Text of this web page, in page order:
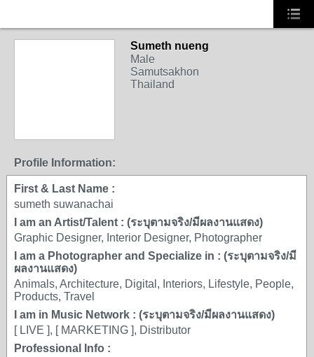
Sumeth nueng
Male
Samutsakhon
Thailand
Profile Information:
First & Last Name :
sumeth suwanachai
I am an Artist/Talent : (ระบุตามจริง/มีผลงานแสดง)
Graphic Designer, Interior Designer, Photographer
I am a Photographer and Specialize in : (ระบุตามจริง/มี
ผลงานแสดง)
Animals, Architecture, Digital, Interiors, Lifestyle, People,
Products, Travel
I am in Music Network : (ระบุตามจริง/มีผลงานแสดง)
[ LIVE ], [ MARKETING ], Distributor
Professional Info :